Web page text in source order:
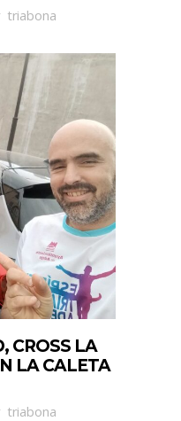
triabona
CROSS LA
LA CALETA
triabona